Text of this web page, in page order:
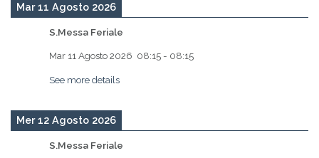
Mar 11 Agosto 2026
S.Messa Feriale
Mar 11 Agosto 2026 08:15 - 08:15
See more details
Mer 12 Agosto 2026
S.Messa Feriale